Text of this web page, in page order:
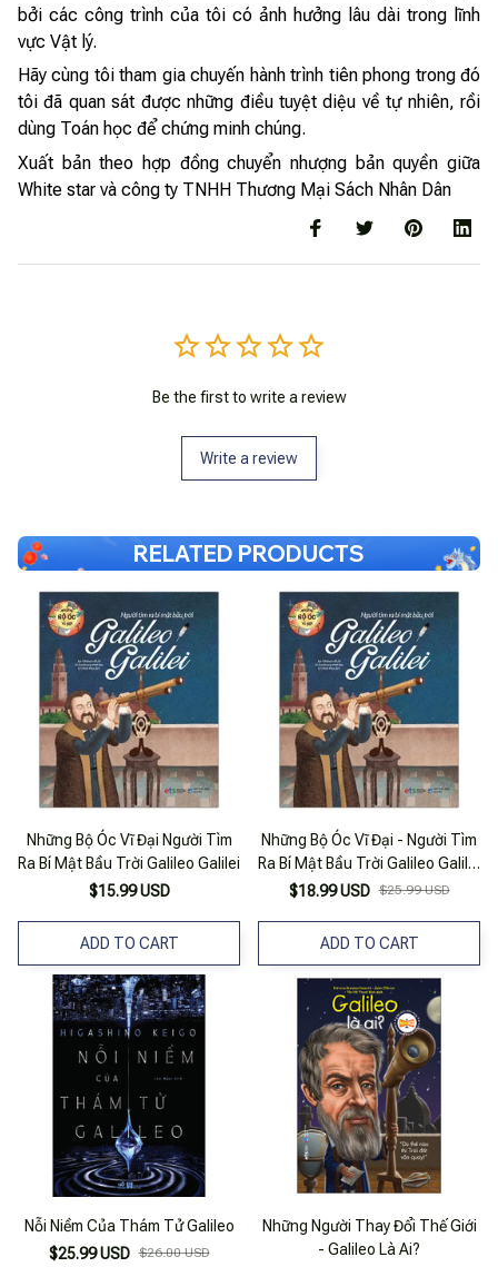
bởi các công trình của tôi có ảnh hưởng lâu dài trong lĩnh
vực Vật lý.
Hãy cùng tôi tham gia chuyến hành trình tiên phong trong đó
tôi đã quan sát được những điều tuyệt diệu về tự nhiên, rồi
dùng Toán học để chứng minh chúng.
Xuất bản theo hợp đồng chuyển nhượng bản quyền giữa
White star và công ty TNHH Thương Mại Sách Nhân Dân
Be the first to write a review
Write a review
RELATED PRODUCTS
Những Bộ Óc Vĩ Đại Người Tìm
Ra Bí Mật Bầu Trời Galileo Galilei
$15.99 USD
ADD TO CART
Những Bộ Óc Vĩ Đại - Người Tìm
Ra Bí Mật Bầu Trời Galileo Galilei
(Tái Bản 2023)
$18.99 USD $25.99 USD
ADD TO CART
Nỗi Niềm Của Thám Tử Galileo
$25.99 USD $26.00 USD
Những Người Thay Đổi Thế Giới
- Galileo Là Ai?